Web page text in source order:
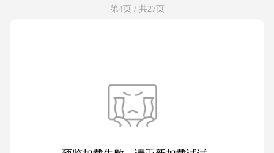
第4页 / 共27页